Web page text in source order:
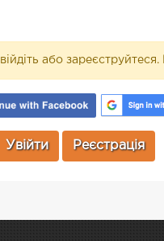
або зареєструйтеся.
Увійти Реєстрація